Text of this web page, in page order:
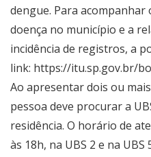
dengue. Para acompanhar
doença no município e a
incidência de registros, a
link: https://itu.sp.gov.br/
Ao apresentar dois ou
pessoa deve procurar a
residência. O horário de
às 18h, na UBS 2 e na UBS